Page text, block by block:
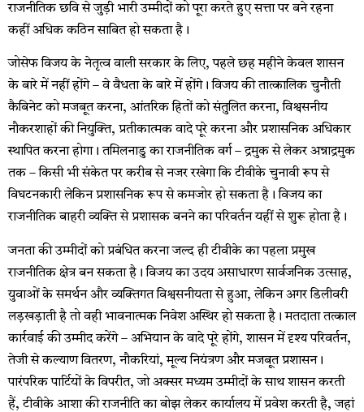
राजनीतिक छवि से जुड़ी भारी उम्मीदों को पूरा करते हुए सत्ता पर बने रहना
कहीं अधिक कठिन साबित हो सकता है।
जोसेफ विजय के नेतृत्व वाली सरकार के लिए, पहले छह महीने केवल शासन
के बारे में नहीं होंगे – वे वैधता के बारे में होंगे। विजय की तात्कालिक चुनौती
कैबिनेट को मजबूत करना, आंतरिक हितों को संतुलित करना, विश्वसनीय
नौकरशाहों की नियुक्ति, प्रतीकात्मक वादे पूरे करना और प्रशासनिक अधिकार
स्थापित करना होगा। तमिलनाडु का राजनीतिक वर्ग – द्रमुक से लेकर अन्नाद्रमुक
तक – किसी भी संकेत पर करीब से नजर रखेगा कि टीवीके चुनावी रूप से
विघटनकारी लेकिन प्रशासनिक रूप से कमजोर हो सकता है। विजय का
राजनीतिक बाहरी व्यक्ति से प्रशासक बनने का परिवर्तन यहीं से शुरू होता है।
जनता की उम्मीदों को प्रबंधित करना जल्द ही टीवीके का पहला प्रमुख
राजनीतिक क्षेत्र बन सकता है। विजय का उदय असाधारण सार्वजनिक उत्साह,
युवाओं के समर्थन और व्यक्तिगत विश्वसनीयता से हुआ, लेकिन अगर डिलीवरी
लड़खड़ाती है तो वही भावनात्मक निवेश अस्थिर हो सकता है। मतदाता तत्काल
कार्रवाई की उम्मीद करेंगे – अभियान के वादे पूरे होंगे, शासन में दृश्य परिवर्तन,
तेजी से कल्याण वितरण, नौकरियां, मूल्य नियंत्रण और मजबूत प्रशासन।
पारंपरिक पार्टियों के विपरीत, जो अक्सर मध्यम उम्मीदों के साथ शासन करती
हैं, टीवीके आशा की राजनीति का बोझ लेकर कार्यालय में प्रवेश करती है, जहां